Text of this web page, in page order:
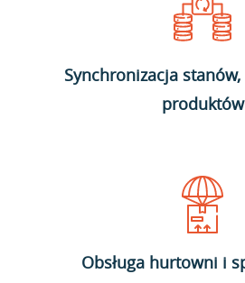
Synchronizacja
produktów
Obsługa hurtowni i